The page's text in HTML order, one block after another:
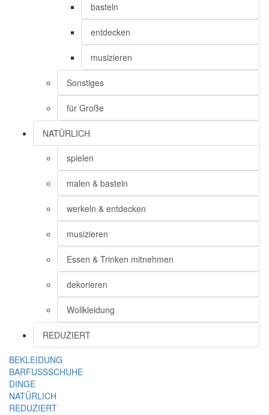
basteln
entdecken
musizieren
Sonstiges
für Große
NATÜRLICH
spielen
malen & basteln
werkeln & entdecken
musizieren
Essen & Trinken mitnehmen
dekorieren
Wollkleidung
REDUZIERT
BEKLEIDUNG
BARFUSSSCHUHE
DINGE
NATÜRLICH
REDUZIERT